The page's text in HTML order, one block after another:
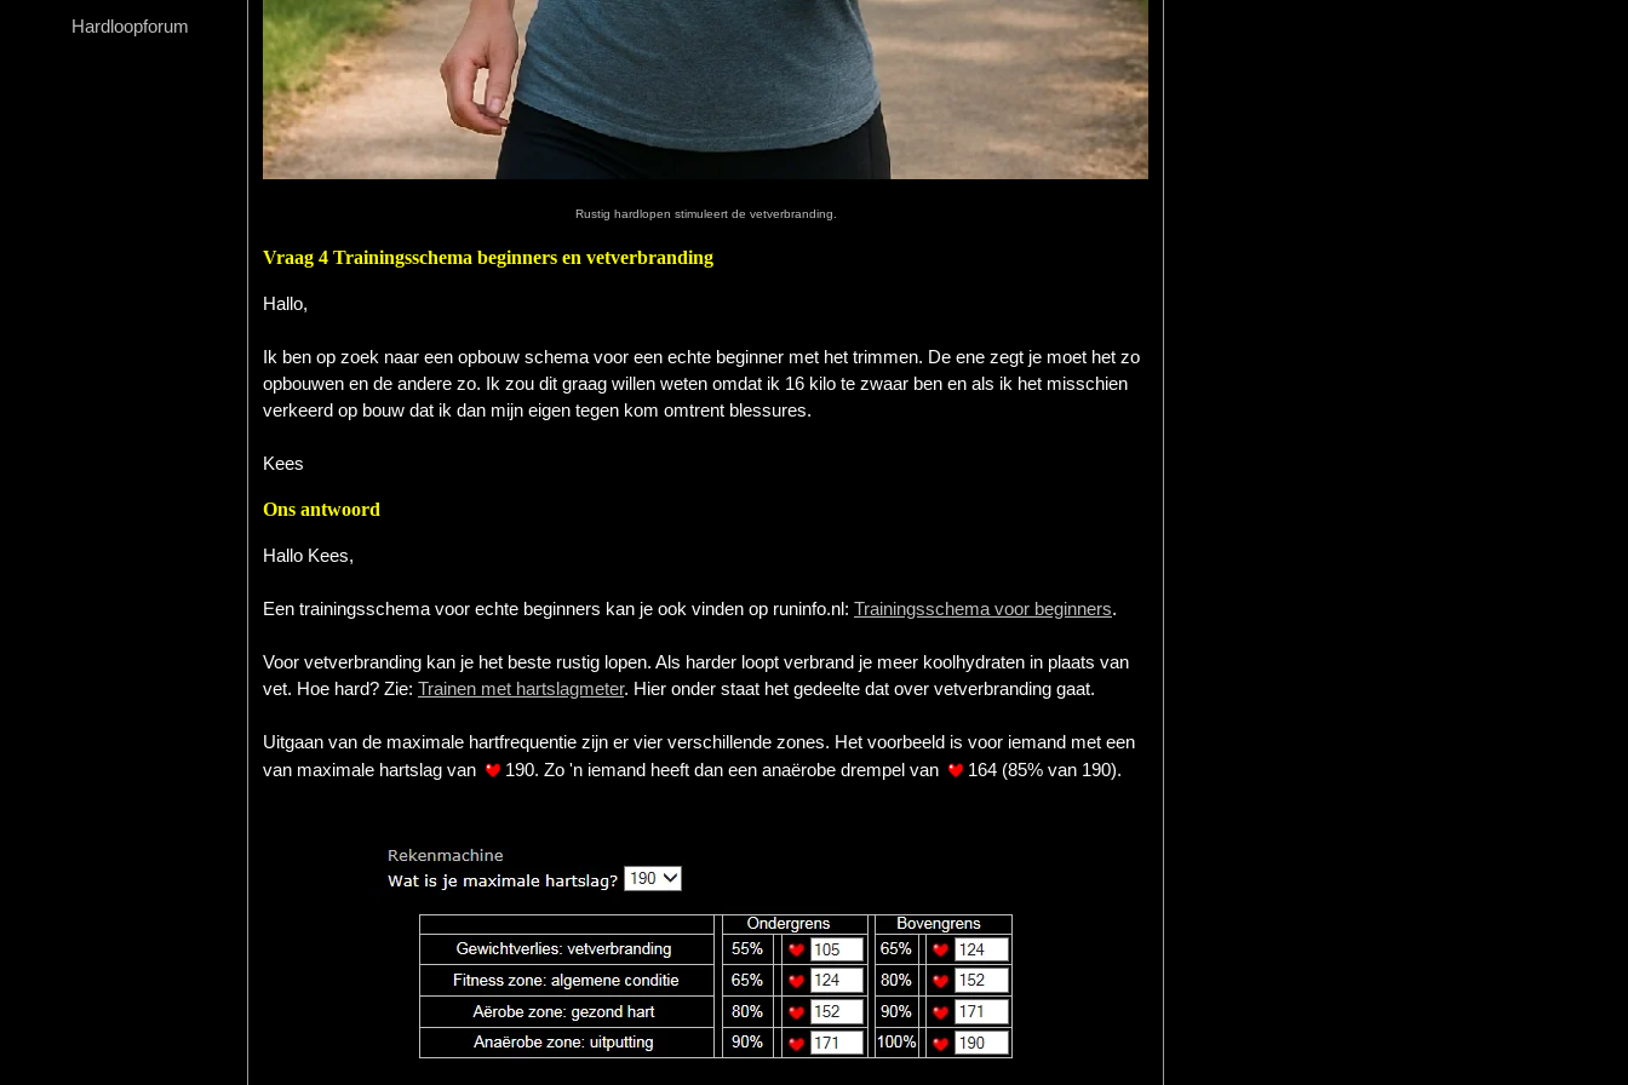
Hardloopforum
Rustig hardlopen stimuleert de vetverbranding.
Vraag 4 Trainingsschema beginners en vetverbranding
Hallo,
Ik ben op zoek naar een opbouw schema voor een echte beginner met het trimmen. De ene zegt je moet het zo
opbouwen en de andere zo. Ik zou dit graag willen weten omdat ik 16 kilo te zwaar ben en als ik het misschien
verkeerd op bouw dat ik dan mijn eigen tegen kom omtrent blessures.
Kees
Ons antwoord
Hallo Kees,
Een trainingsschema voor echte beginners kan je ook vinden op runinfo.nl: Trainingsschema voor beginners.
Voor vetverbranding kan je het beste rustig lopen. Als harder loopt verbrand je meer koolhydraten in plaats van
vet. Hoe hard? Zie: Trainen met hartslagmeter. Hier onder staat het gedeelte dat over vetverbranding gaat.
Uitgaan van de maximale hartfrequentie zijn er vier verschillende zones. Het voorbeeld is voor iemand met een
van maximale hartslag van
190. Zo 'n iemand heeft dan een anaërobe drempel van 164 (85% van 190).